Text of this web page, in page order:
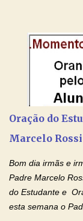
por estas
paz de Jesus
Devoção e Fé
Rossi Site Padre
Tocai, Cura! E
gerações, através
genealógica. Que
Oração do
Marcelo Rossi
Bom dia irmãs e
Padre Marcelo
do Estudante e
esta semana o